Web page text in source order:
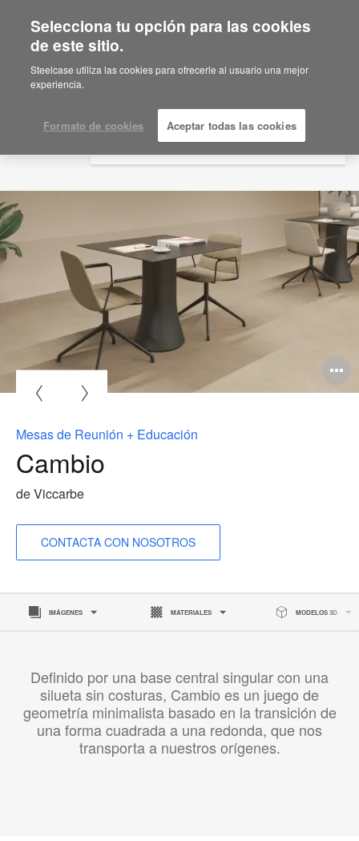
Are you in United States?
Would you like to see Products we sell in
your region?
English
Español
Mesas de Reunión + Educación
Cambio
de Viccarbe
CONTACTA CON NOSOTROS
IMÁGENES MATERIALES MODELOS 3D
Definido por una base central singular con una
silueta sin costuras, Cambio es un juego de
geometría minimalista basado en la transición de
una forma cuadrada a una redonda, que nos
transporta a nuestros orígenes.
Selecciona tu opción para las cookies
de este sitio.
Steelcase utiliza las cookies para ofrecerle al usuario una mejor
experiencia.
Formato de cookies Aceptar todas las cookies